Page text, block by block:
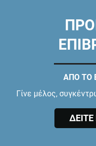
ΑΠΟ ΤΟ
Γίνε μέλος,